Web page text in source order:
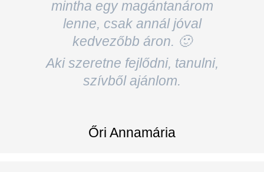
szívből ajánlom.
Őri Annamária